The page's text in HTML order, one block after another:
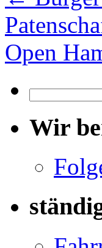
Open
nach:
Wir